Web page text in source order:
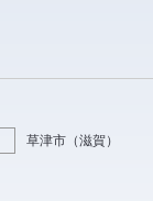
草津市 （滋賀）